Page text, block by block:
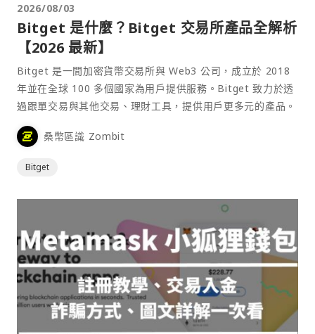
2026/08/03
Bitget 是什麼？Bitget 交易所產品全解析
【2026 最新】
Bitget 是一間加密貨幣交易所與 Web3 公司，成立於 2018
年並在全球 100 多個國家為用戶提供服務。Bitget 致力於透
過跟單交易與其他交易、理財工具，提供用戶更多元的產品。
桑幣區識 Zombit
Bitget